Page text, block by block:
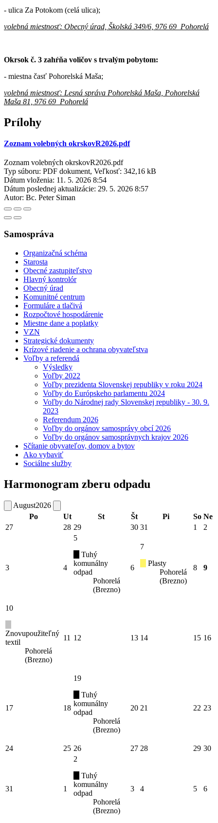
- ulica Za Potokom (celá ulica);
volebná miestnosť: Obecný úrad, Školská 349/6, 976 69 Pohorelá
Okrsok č. 3 zahŕňa voličov s trvalým pobytom:
- miestna časť Pohorelská Maša;
volebná miestnosť: Lesná správa Pohorelská Maša, Pohorelská
Maša 81, 976 69 Pohorelá
Prílohy
Zoznam volebných okrskovR2026.pdf
Zoznam volebných okrskovR2026.pdf
Typ súboru: PDF dokument, Veľkosť: 342,16 kB
Dátum vloženia: 11. 5. 2026 8:54
Dátum poslednej aktualizácie: 29. 5. 2026 8:57
Autor: Bc. Peter Siman
Samospráva
Organizačná schéma
Starosta
Obecné zastupiteľstvo
Hlavný kontrolór
Obecný úrad
Komunitné centrum
Formuláre a tlačivá
Rozpočtové hospodárenie
Miestne dane a poplatky
VZN
Strategické dokumenty
Krízové riadenie a ochrana obyvateľstva
Voľby a referendá
Výsledky
Voľby 2022
Voľby prezidenta Slovenskej republiky v roku 2024
Voľby do Európskeho parlamentu 2024
Voľby do Národnej rady Slovenskej republiky - 30. 9.
2023
Referendum 2026
Voľby do orgánov samosprávy obcí 2026
Voľby do orgánov samosprávnych krajov 2026
Sčítanie obyvateľov, domov a bytov
Ako vybaviť
Sociálne služby
Harmonogram zberu odpadu
August2026
Po
Ut St Št Pi So Ne
27
28 29 30 31 1 2
3 4
5
Tuhý
komunálny
odpad
Pohorelá
(Brezno)
6
7
Plasty
Pohorelá
(Brezno)
8 9
10
Znovupoužiteľný
textil
Pohorelá
(Brezno)
11 12 13 14 15 16
17 18
19
Tuhý
komunálny
odpad
Pohorelá
(Brezno)
20 21 22 23
24 25 26 27 28 29 30
31 1
2
Tuhý
komunálny
odpad
Pohorelá
(Brezno)
3 4 5 6